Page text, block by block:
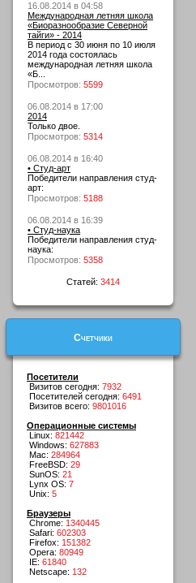
16.08.2014 в 04:58
Международная летняя школа
«Биоразнообразие Северной
тайги» - 2014
В период с 30 июня по 10 июля
2014 года состоялась
международная летняя школа
«Б...
Просмотров: 5599
06.08.2014 в 17:00
2014
Только двое.
Просмотров: 5314
06.08.2014 в 16:40
• Студ-арт
Победители направления студ-
арт:
Просмотров: 5188
06.08.2014 в 16:39
• Студ-наука
Победители направления студ-
наука:
Просмотров: 5358
Статей: 3414
Счетчики
Посетители
Визитов сегодня: 7932
Посетителей сегодня: 6491
Визитов всего: 9801016
Операционные системы
Linux: 821442
Windows: 627883
Mac: 284964
FreeBSD: 29
SunOS: 21
Lynx OS: 7
Unix: 5
Браузеры
Chrome: 1340445
Safari: 602303
Firefox: 151382
Opera: 80949
IE: 61840
Netscape: 132